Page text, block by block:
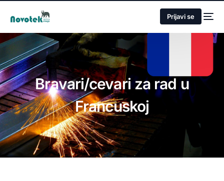
Prijavi se
Bravari/cevari za rad u
Francuskoj